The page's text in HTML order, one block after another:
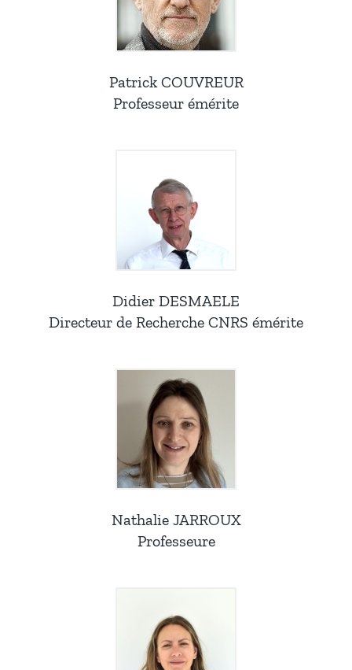
Patrick COUVREUR
Professeur émérite
Didier DESMAELE
Directeur de Recherche CNRS émérite
Nathalie JARROUX
Professeure